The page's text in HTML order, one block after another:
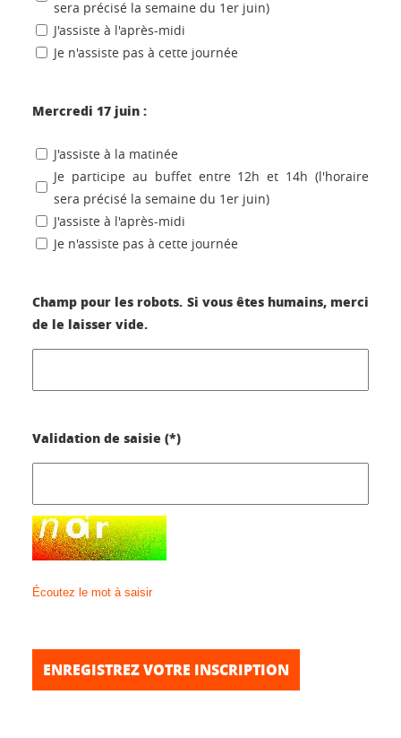
sera précisé la semaine du 1er juin)
J'assiste à l'après-midi
Je n'assiste pas à cette journée
Mercredi 17 juin :
J'assiste à la matinée
Je participe au buffet entre 12h et 14h (l'horaire
sera précisé la semaine du 1er juin)
J'assiste à l'après-midi
Je n'assiste pas à cette journée
Champ pour les robots. Si vous êtes humains, merci
de le laisser vide.
Validation de saisie (*)
Écoutez le mot à saisir